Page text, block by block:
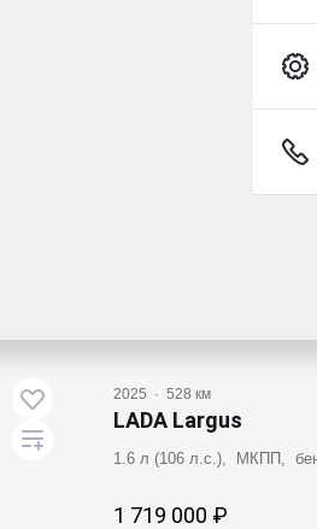
2025 · 528 км
LADA Largus
1.6 л (106 л.с.), МКПП,
1 719 000 ₽